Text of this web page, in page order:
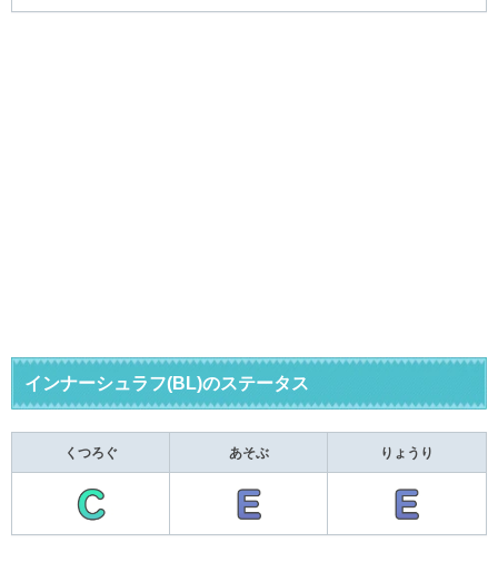
インナーシュラフ(BL)のステータス
くつろぐ あそぶ りょうり